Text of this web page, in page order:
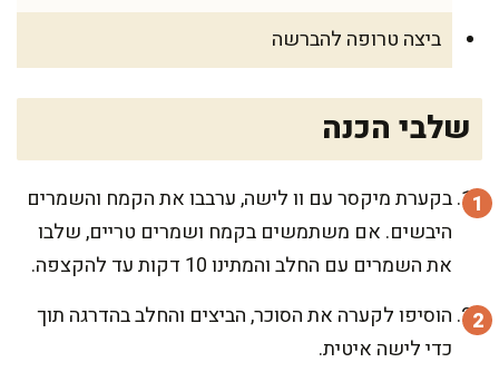
ביצה טרופה להברשה
שלבי הכנה
בקערת מיקסר עם וו לישה, ערבבו את הקמח והשמרים
היבשים. אם משתמשים בקמח ושמרים טריים, שלבו
את השמרים עם החלב והמתינו 10 דקות עד להקצפה.
הוסיפו לקערה את הסוכר, הביצים והחלב בהדרגה תוך
כדי לישה איטית.